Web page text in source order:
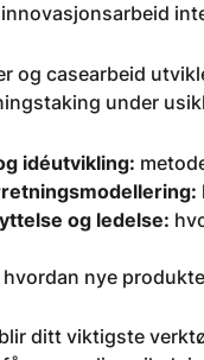
og casearbeid
under
idéutvikling:
og ledelse:
hvordan nye
blir ditt viktigste